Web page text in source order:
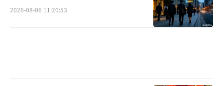
2026-08-06 11:20:53